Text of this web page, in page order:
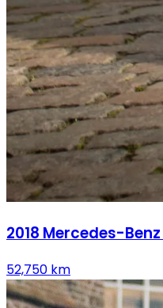
2018Mercedes-Benz
52,750 km